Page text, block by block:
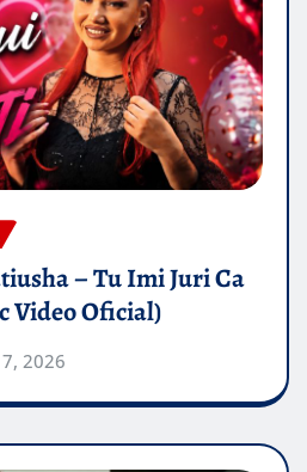
– Tu Imi Juri Ca
Video Oficial)
2026